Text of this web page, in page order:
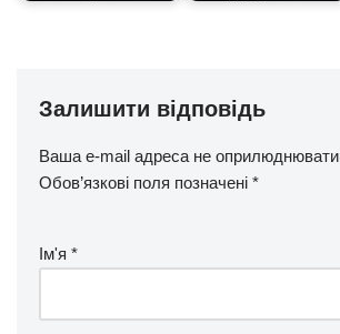
Залишити відповідь
Ваша e-mail адреса не
Обов’язкові поля позначені *
Ім'я *